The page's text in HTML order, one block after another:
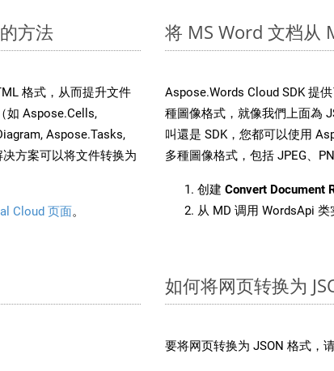
方法
格式，从而提升文件
如 Aspose.Cells,
Aspose.Tasks,
方案可以将文件转换为
Cloud 页面。
将 MS Word 文档从
Aspose.Words Cloud SDK 提
種圖像格式，就像我們上面為
叫還是 SDK，您都可以使用
多種圖像格式，包括 JPEG、
创建 Convert Document
从 MD 调用 WordsApi 类
如何将网页转换为
要将网页转换为 JSON 格式，